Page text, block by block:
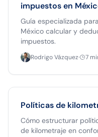
impuestos en
Guía especializada
México calcular y
impuestos.
Rodrigo Vázquez· 7
Políticas de
Cómo estructurar
de kilometraje en